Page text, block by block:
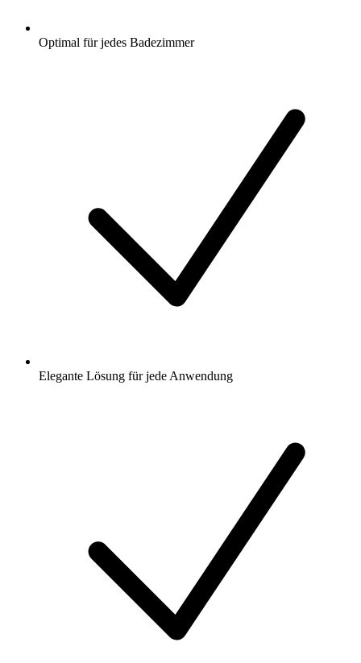
Optimal für jedes Badezimmer
Elegante Lösung für jede Anwendung